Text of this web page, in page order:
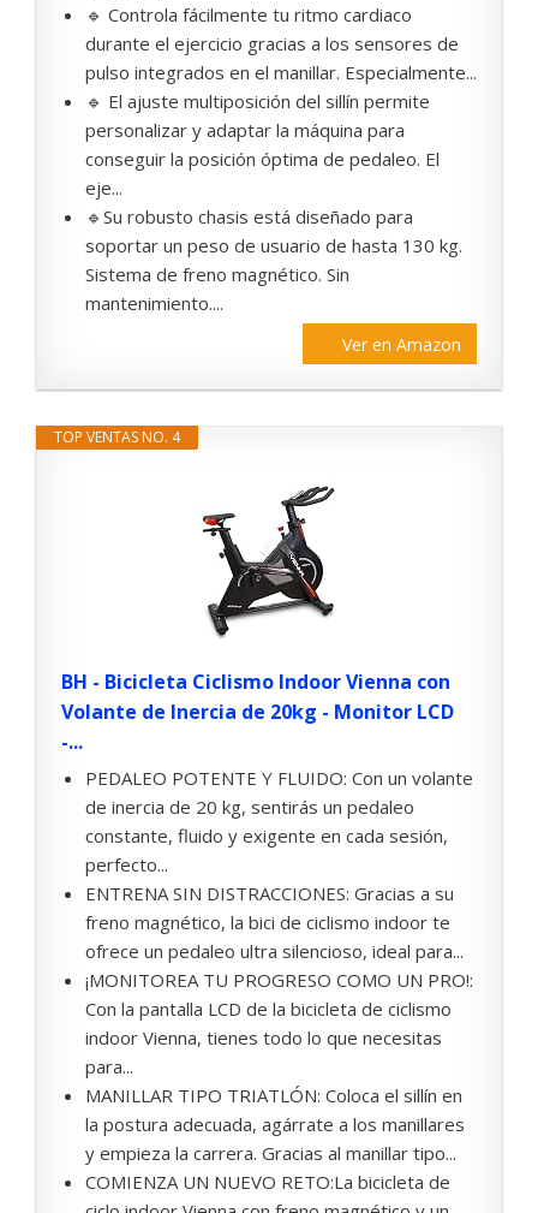
🔹 Controla fácilmente tu ritmo cardiaco
durante el ejercicio gracias a los sensores de
pulso integrados en el manillar. Especialmente...
🔹 El ajuste multiposición del sillín permite
personalizar y adaptar la máquina para
conseguir la posición óptima de pedaleo. El
eje...
🔹Su robusto chasis está diseñado para
soportar un peso de usuario de hasta 130 kg.
Sistema de freno magnético. Sin
mantenimiento....
Ver en Amazon
TOP VENTAS NO. 4
BH - Bicicleta Ciclismo Indoor Vienna con
Volante de Inercia de 20kg - Monitor LCD
-...
PEDALEO POTENTE Y FLUIDO: Con un volante
de inercia de 20 kg, sentirás un pedaleo
constante, fluido y exigente en cada sesión,
perfecto...
ENTRENA SIN DISTRACCIONES: Gracias a su
freno magnético, la bici de ciclismo indoor te
ofrece un pedaleo ultra silencioso, ideal para...
¡MONITOREA TU PROGRESO COMO UN PRO!:
Con la pantalla LCD de la bicicleta de ciclismo
indoor Vienna, tienes todo lo que necesitas
para...
MANILLAR TIPO TRIATLÓN: Coloca el sillín en
la postura adecuada, agárrate a los manillares
y empieza la carrera. Gracias al manillar tipo...
COMIENZA UN NUEVO RETO:La bicicleta de